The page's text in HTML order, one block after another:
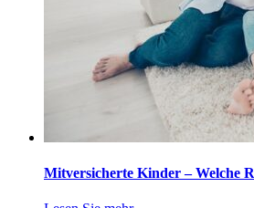
Mitversicherte Kinder – Welche